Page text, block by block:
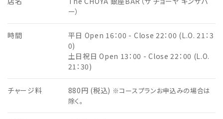
ー）
時間
平日 Open 16：00 - Close 22：00 (L.O. 21：3
0)
土日祝日 Open 13：00 - Close 22：00 (L.O.
21：30)
チャージ料 880円 (税込) ※コースプランお申込みの場合は
除く。